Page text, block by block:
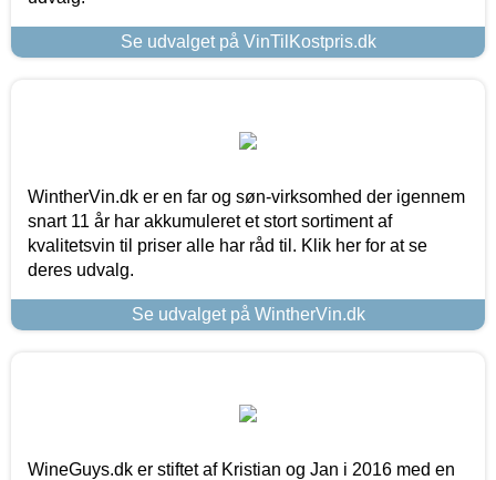
Se udvalget på VinTilKostpris.dk
WintherVin.dk er en far og søn-virksomhed der igennem
snart 11 år har akkumuleret et stort sortiment af
kvalitetsvin til priser alle har råd til. Klik her for at se
deres udvalg.
Se udvalget på WintherVin.dk
WineGuys.dk er stiftet af Kristian og Jan i 2016 med en